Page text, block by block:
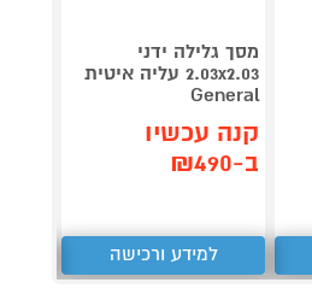
מסך גלילה ידני
2.03x2.03 עליה איטית
General
קנה עכשיו
ב-₪490
למידע ורכישה